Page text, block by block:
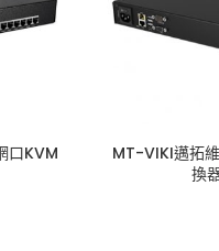
口KVM
MT-VIKI邁拓
換